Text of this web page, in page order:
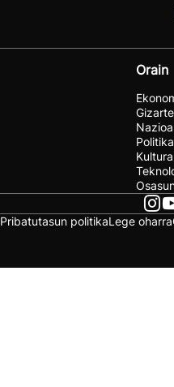
Orain
Pribatutasun politikaLege oharra